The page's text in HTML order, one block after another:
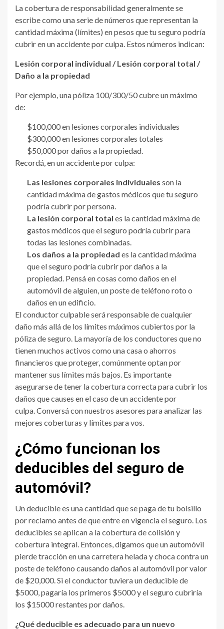
La cobertura de responsabilidad generalmente se
escribe como una serie de números que representan la
cantidad máxima (límites) en pesos que tu seguro podría
cubrir en un accidente por culpa. Estos números indican:
Lesión corporal individual / Lesión corporal total /
Daño a la propiedad
Por ejemplo, una póliza 100/300/50 cubre un máximo
de:
$100,000 en lesiones corporales individuales
$300,000 en lesiones corporales totales
$50,000 por daños a la propiedad.
Recordá, en un accidente por culpa:
Las lesiones corporales individuales son la
cantidad máxima de gastos médicos que tu seguro
podría cubrir por persona.
La lesión corporal total es la cantidad máxima de
gastos médicos que el seguro podría cubrir para
todas las lesiones combinadas.
Los daños a la propiedad es la cantidad máxima
que el seguro podría cubrir por daños a la
propiedad. Pensá en cosas como daños en el
automóvil de alguien, un poste de teléfono roto o
daños en un edificio.
El conductor culpable será responsable de cualquier
daño más allá de los límites máximos cubiertos por la
póliza de seguro. La mayoría de los conductores que no
tienen muchos activos como una casa o ahorros
financieros que proteger, comúnmente optan por
mantener sus límites más bajos. Es importante
asegurarse de tener la cobertura correcta para cubrir los
daños que causes en el caso de un accidente por
culpa. Conversá con nuestros asesores para analizar las
mejores coberturas y límites para vos.
¿Cómo funcionan los
deducibles del seguro de
automóvil?
Un deducible es una cantidad que se paga de tu bolsillo
por reclamo antes de que entre en vigencia el seguro. Los
deducibles se aplican a la cobertura de colisión y
cobertura integral. Entonces, digamos que un automóvil
pierde tracción en una carretera helada y choca contra un
poste de teléfono causando daños al automóvil por valor
de $20,000. Si el conductor tuviera un deducible de
$5000, pagaría los primeros $5000 y el seguro cubriría
los $15000 restantes por daños.
¿Qué deducible es adecuado para un nuevo